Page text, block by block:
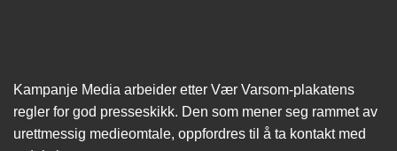
Kampanje Media arbeider etter Vær Varsom-plakatens
regler for god presseskikk. Den som mener seg rammet av
urettmessig medie­omtale, oppfordres til å ta kontakt med